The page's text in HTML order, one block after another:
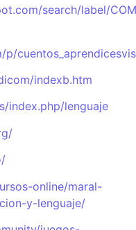
search/label/
indexb.htm
index.php/lenguaje
online/maral-
y-lenguaje/